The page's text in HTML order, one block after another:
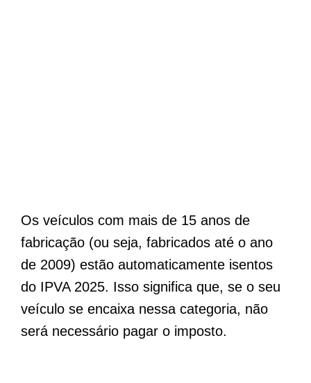
Os veículos com mais de 15 anos de
fabricação (ou seja, fabricados até o ano
de 2009) estão automaticamente isentos
do IPVA 2025. Isso significa que, se o seu
veículo se encaixa nessa categoria, não
será necessário pagar o imposto.